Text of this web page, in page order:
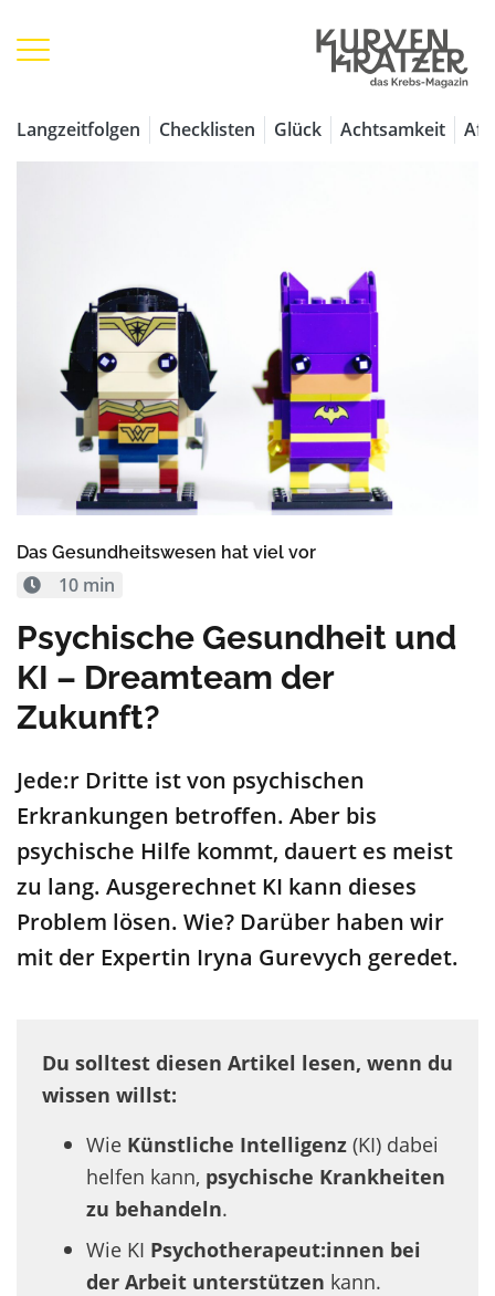
Langzeitfolgen Checklisten Glück Achtsamkeit
Das Gesundheitswesen hat viel vor
10 min
Psychische Gesundheit und
KI – Dreamteam der
Zukunft?
Jede:r Dritte ist von psychischen
Erkrankungen betroffen. Aber bis
psychische Hilfe kommt, dauert es meist
zu lang. Ausgerechnet KI kann dieses
Problem lösen. Wie? Darüber haben wir
mit der Expertin Iryna Gurevych geredet.
Du solltest diesen Artikel lesen, wenn du
wissen willst:
Wie Künstliche Intelligenz (KI) dabei
helfen kann, psychische Krankheiten
zu behandeln.
Wie KI Psychotherapeut:innen bei
der Arbeit unterstützen kann.